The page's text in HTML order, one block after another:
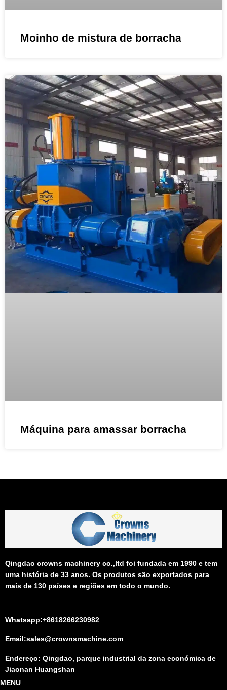
Moinho de mistura de borracha
Máquina para amassar borracha
Qingdao crowns machinery co.,ltd foi fundada em 1990 e tem
uma história de 33 anos. Os produtos são exportados para
mais de 130 países e regiões em todo o mundo.
Whatsapp:+8618266230982
Email:sales@crownsmachine.com
Endereço: Qingdao, parque industrial da zona económica de
Jiaonan Huangshan
MENU